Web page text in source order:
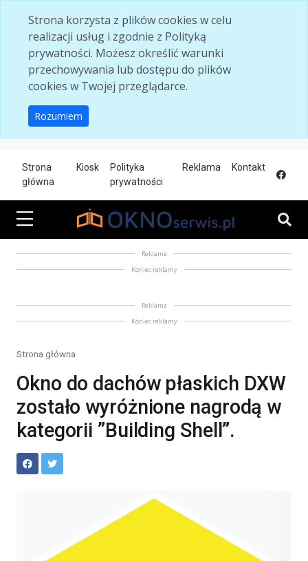
Strona korzysta z plików cookies w celu
realizacji usług i zgodnie z Polityką
prywatności. Możesz określić warunki
przechowywania lub dostępu do plików
cookies w Twojej przeglądarce.
Rozumiem
Strona
główna
Kiosk
Polityka
prywatności
Reklama Kontakt
Reklama
Koniec reklamy
Reklama
Koniec reklamy
Strona główna
Okno do dachów płaskich DXW
zostało wyróżnione nagrodą w
kategorii ”Building Shell”.